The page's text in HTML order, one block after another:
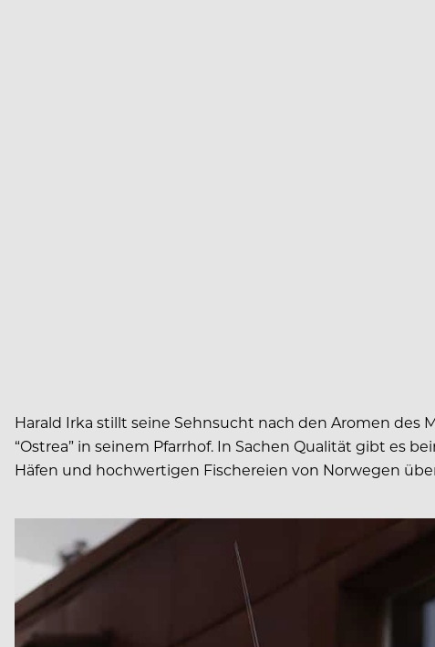
Harald Irka stillt seine Sehnsucht nach den Aromen des
“Ostrea” in seinem Pfarrhof. In Sachen Qualität gibt es
Häfen und hochwertigen Fischereien von Norwegen